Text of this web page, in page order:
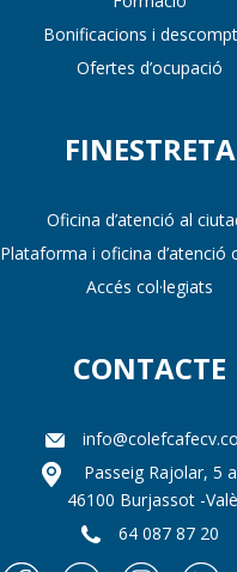
Bonificacions i
Ofertes d’ocupació
FINESTRETA
Oficina d’atenció al
Plataforma i oficina d’atenció
Accés col·legiats
CONTACTE
Passeig Rajolar, 5
46100 Burjassot -
64 087 87 20